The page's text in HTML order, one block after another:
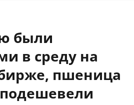
были
в среду на
пшеница